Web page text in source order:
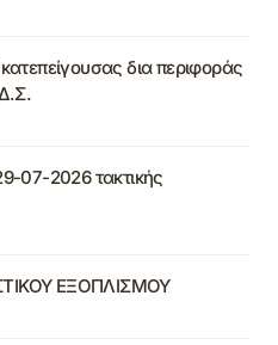
δια περιφοράς
07-2026 τακτικής
ΕΞΟΠΛΙΣΜΟΥ